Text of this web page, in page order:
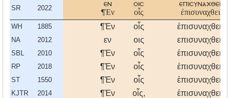
SR 2022
εν
¶Ἐν
οισ
οἷς
WH 1885 ¶Ἐν οἷς
NA 2012 εν οις
SBL 2010 ¶Ἐν οἷς
RP 2018 ¶Ἐν οἷς
ST 1550 ¶Ἐν οἷς
KJTR 2014 ¶Ἐν οἷς,